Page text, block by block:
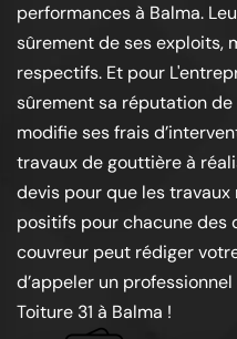
performances à Balma.
sûrement de ses exploits,
respectifs. Et pour
sûrement sa réputation
modifie ses frais
travaux de gouttière à
devis pour que les
positifs pour chacune des
couvreur peut rédiger
d’appeler un
Toiture 31 à Balma !